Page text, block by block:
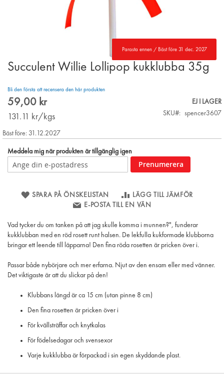
Parasta ennen / Bäst före 31 dec. 2027
Skip
of
the
gallery
Succulent Willie Lollipop kukklubba 35g
Bli den första att recensera den här produkten
59,00 kr
131.11 kr/kgs
EJ I LAGER
SKU
spencer3607
Bäst före: 31.12.2027
Meddela mig när produkten är tillgänglig igen
Prenumerera
SPARA PÅ ÖNSKELISTAN
LÄGG TILL JÄMFÖR
E-POSTA TILL EN VÄN
Vad tycker du om tanken på att jag skulle komma i munnen?", funderar
kukklubban med en röd rosett runt halsen. De lekfulla kukformade klubborna
bringar ett leende till läpparna! Den fina röda rosetten är pricken över i.
Passar både nybörjare och mer erfarna. Njut av den ensam eller med vänner.
Det viktigaste är att du slickar på den!
Klubbans längd är ca 15 cm (utan pinne 8 cm)
Den fina rosetten är pricken över i
För kvällsträffar och knytkalas
För födelsedagar och svensexor
Varje kukklubba är förpackad i sin egen skyddande plast.